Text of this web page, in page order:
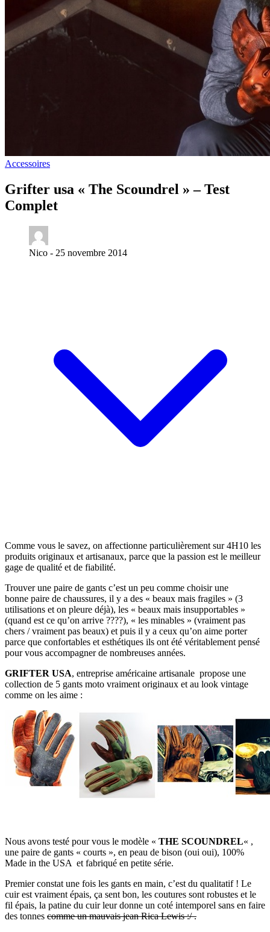
Accessoires
Grifter usa « The Scoundrel » – Test
Complet
Nico - 25 novembre 2014
Comme vous le savez, on affectionne particulièrement sur 4H10 les
produits originaux et artisanaux, parce que la passion est le meilleur
gage de qualité et de fiabilité.
Trouver une paire de gants c’est un peu comme choisir une
bonne paire de chaussures, il y a des « beaux mais fragiles » (3
utilisations et on pleure déjà), les « beaux mais insupportables »
(quand est ce qu’on arrive ????), « les minables » (vraiment pas
chers / vraiment pas beaux) et puis il y a ceux qu’on aime porter
parce que confortables et esthétiques ils ont été véritablement pensé
pour vous accompagner de nombreuses années.
GRIFTER USA, entreprise américaine artisanale propose une
collection de 5 gants moto vraiment originaux et au look vintage
comme on les aime :
Nous avons testé pour vous le modèle « THE SCOUNDREL« ,
une paire de gants « courts », en peau de bison (oui oui), 100%
Made in the USA et fabriqué en petite série.
Premier constat une fois les gants en main, c’est du qualitatif ! Le
cuir est vraiment épais, ça sent bon, les coutures sont robustes et le
fil épais, la patine du cuir leur donne un coté intemporel sans en faire
des tonnes comme un mauvais jean Rica Lewis :/ .